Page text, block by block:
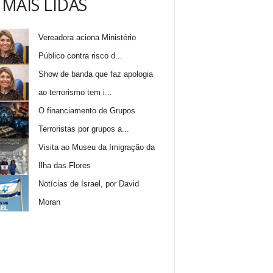
LIDAS
Vereadora aciona Ministério
Público contra risco d...
Show de banda que faz apologia
ao terrorismo tem i...
O financiamento de Grupos
Terroristas por grupos a...
Visita ao Museu da Imigração da
Ilha das Flores
Notícias de Israel, por David
Moran